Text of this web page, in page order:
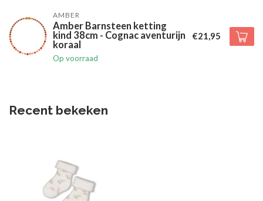
AMBER
Amber Barnsteen ketting
kind 38cm - Cognac aventurijn
koraal
Op voorraad
€21,95
Recent bekeken